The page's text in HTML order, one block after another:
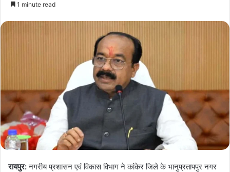
1 minute read
रायपुर:नगरीय प्रशासन एवं विकास विभाग ने कांकेर जिले के भानुप्रतापपुर नगर